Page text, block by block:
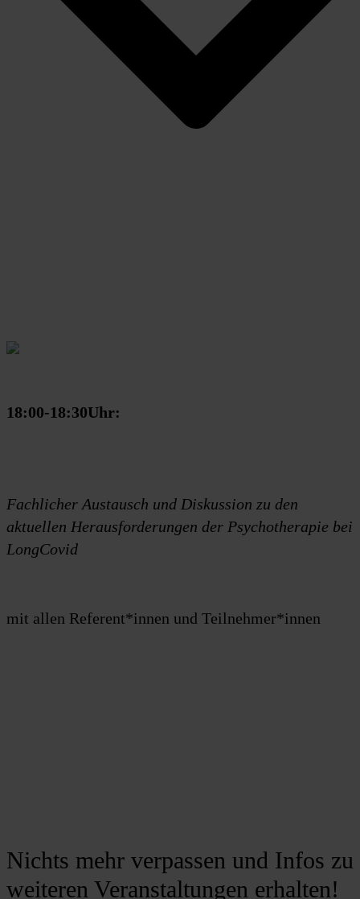
18:00-18:30Uhr:
Fachlicher Austausch und Diskussion zu den
aktuellen Herausforderungen der Psychotherapie bei
LongCovid
mit allen Referent*innen und Teilnehmer*innen
Nichts mehr verpassen und Infos zu
weiteren Veranstaltungen erhalten!